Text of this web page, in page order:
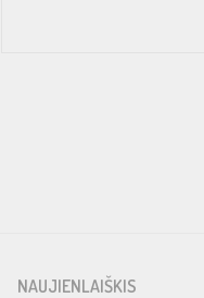
NAUJIENLAIŠKIS